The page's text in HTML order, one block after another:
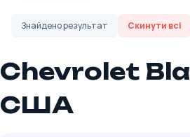
Знайденорезультат Скинути всі
Chevrolet
США